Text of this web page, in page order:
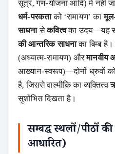
Search
सूत्र, गण-योजना आदि) में नहीं
धर्म-परकताको ‘रामायण’ का
साधनासेकवित्वका उदय—यह
की आन्तरिक साधनाका बिम्ब
(अध्यात्म-रामायण) औरमानवीय
आख्यान-स्वरूप)—दोनों ध्रुवों को
है, जिससे वाल्मीकि का व्यक्तित्व
सुशोभित दिखता है।
सम्बद्ध स्थलों/पीठों
आधारित)